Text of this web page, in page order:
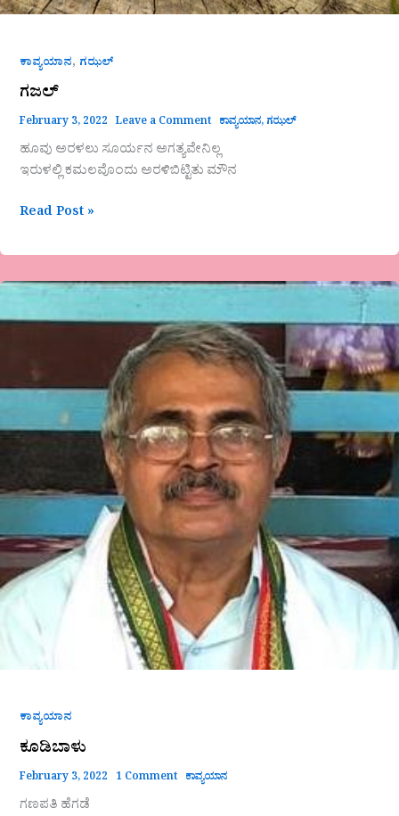
ಕಾವ್ಯಯಾನ, ಗಝಲ್
ಗಜಲ್
February 3, 2022 Leave a Comment ಕಾವ್ಯಯಾನ, ಗಝಲ್
ಹೂವು ಅರಳಲು ಸೂರ್ಯನ ಅಗತ್ಯವೇನಿಲ್ಲ
ಇರುಳಲ್ಲಿ ಕಮಲವೊಂದು ಅರಳಿಬಿಟ್ಟಿತು ಮೌನ
Read Post »
ಕಾವ್ಯಯಾನ
ಕೂಡಿಬಾಳು
February 3, 2022 1 Comment ಕಾವ್ಯಯಾನ
ಗಣಪತಿ ಹೆಗಡೆ
ಕೂಡಿಬಾಳು